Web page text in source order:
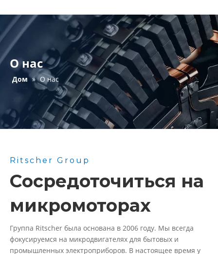
О нас
Дом » О нас
Ritscher Group
Сосредоточиться на
микромоторах
Группа Ritscher была основана в 2006 году. Мы всегда
фокусируемся на микродвигателях для бытовых и
промышленных электроприборов. В настоящее время у